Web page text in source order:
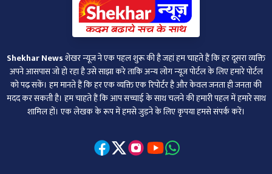
Shekhar Newsशेखर न्‍यूज ने एक पहल शुरू की है जहां हम चाहते हैं कि हर दूसरा व्‍यक्ति
अपने आसपास जो हो रहा है उसे साझा करे ताकि अन्‍य लोग न्‍यूज पोर्टल के लिए हमारे पोर्टल
को पढ़ सकें। हम मानते हैं कि हर एक व्यक्ति एक रिपोर्टर है और केवल जनता ही जनता की
मदद कर सकती है। हम चाहते हैं कि आप सच्चाई के साथ चलने की हमारी पहल में हमारे साथ
शामिल हों। एक लेखक के रूप में हमसे जुड़ने के लिए कृपया हमसे संपर्क करें।